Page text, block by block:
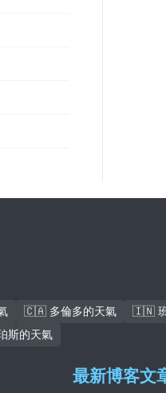
🇨🇦 多倫多的天氣
🇮🇳 班
的天氣
最新博客文